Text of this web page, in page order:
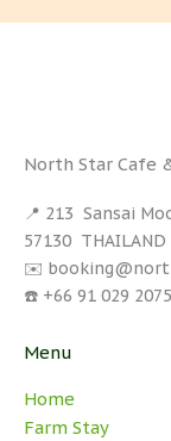
North Star Cafe
📍 213 Sansai
57130 THAILAND
✉️
☎️ +66 91 029 2075
Menu
Home
Farm Stay